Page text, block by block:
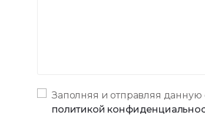
Заполняя и отправляя
политикой